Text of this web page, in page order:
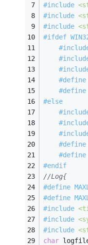
#include
#include
#include
#ifdef
#
#
#
#define
#define
#else
#
#
#
#define
#define
#endif
//Log{
#define
#define
#include
#include
#include
char